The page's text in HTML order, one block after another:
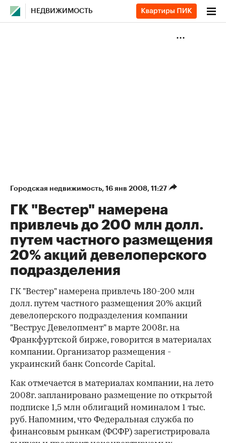
НЕДВИЖИМОСТЬ
Городская недвижимость⁠, 16 янв 2008, 11:27
ГК "Вестер" намерена
привлечь до 200 млн долл.
путем частного размещения
20% акций девелоперского
подразделения
ГК "Вестер" намерена привлечь 180-200 млн
долл. путем частного размещения 20% акций
девелоперского подразделения компании
"Веструс Девелопмент" в марте 2008г. на
Франкфуртской бирже, говорится в материалах
компании. Организатор размещения -
украинский банк Concorde Capital.
Как отмечается в материалах компании, на лето
2008г. запланировано размещение по открытой
подписке 1,5 млн облигаций номиналом 1 тыс.
руб. Напомним, что Федеральная служба по
финансовым рынкам (ФСФР) зарегистрировала